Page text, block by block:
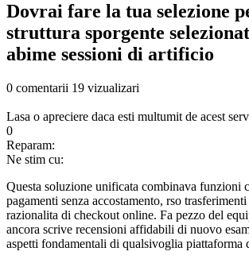
Dovrai fare la tua selezione
struttura sporgente
abime sessioni di artificio
0 comentarii 19 vizualizari
Lasa o apreciere daca esti multumit de acest
0
Reparam:
Ne stim cu:
Questa soluzione unificata combinava funzioni
pagamenti senza accostamento, rso
razionalita di checkout online. Fa pezzo del
ancora scrive recensioni affidabili di nuovo
aspetti fondamentali di qualsivoglia piattaforma